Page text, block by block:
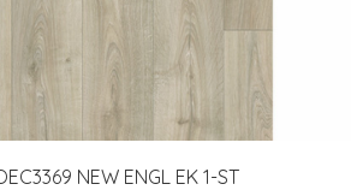
NEW ENGL EK 1-ST